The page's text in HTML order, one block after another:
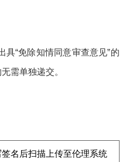
具“免除知情同意审查意见”的
需单独递交。
名后扫描上传至伦理系统